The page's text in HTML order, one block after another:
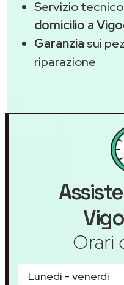
Servizio
domicilio a
Garanzia sui
riparazione
Orari
Lunedì - venerdì